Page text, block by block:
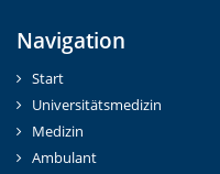
Navigation
Start
Universitätsmedizin
Medizin
Ambulant